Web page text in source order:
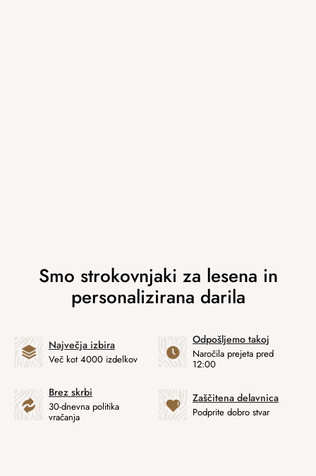
Največja izbira
Več kot 4000 izdelkov
Odpošljemo takoj
Naročila prejeta pred
12:00
Brez skrbi
30-dnevna politika
vračanja
Zaščitena delavnica
Podprite dobro stvar